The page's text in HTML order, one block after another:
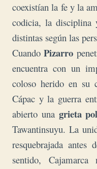
coexistían la fe y la
codicia, la disciplina
distintas según las
Cuando Pizarro
encuentra con un
coloso herido en su
Cápac y la guerra
abierto una grieta
Tawantinsuyu. La
resquebrajada antes
sentido,